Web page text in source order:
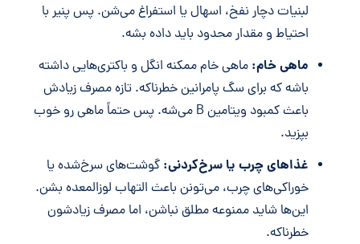
لبنیات دچار نفخ، اسهال یا استفراغ می‌شن. پس پنیر با
احتیاط و مقدار محدود باید داده بشه.
ماهی خام: ماهی خام ممکنه انگل و باکتری‌هایی داشته
باشه که برای سگ پامرانین خطرناکه. تازه مصرف زیادش
باعث کمبود ویتامین B می‌شه. پس حتماً ماهی رو خوب
بپزید.
غذاهای چرب یا سرخ‌کردنی: گوشت‌های سرخ‌شده یا
خوراکی‌های چرب، می‌تونن باعث التهاب لوزالمعده بشن.
این‌ها شاید ممنوعه مطلق نباشن، اما مصرف زیادشون
خطرناکه.